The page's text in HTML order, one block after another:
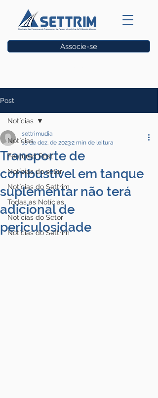
Associe-se
Post
Notícias
Featured Post
Notícias do setor
Notícias do Settrim
Todas as Notícias
Notícias do Setor
Notícias do Settrim
Notícias
Transporte de
combustível em tanque
suplementar não terá
adicional de
periculosidade
settrimudia
18 de dez. de 20232 min de leitura